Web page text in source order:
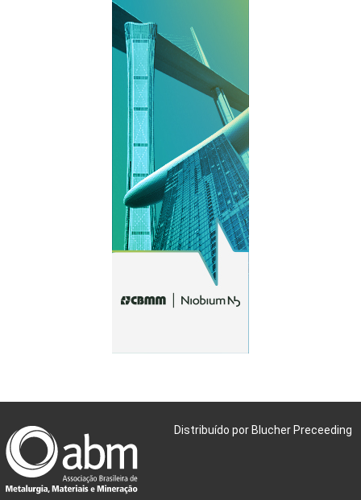
Distribuído por Blucher Preceeding